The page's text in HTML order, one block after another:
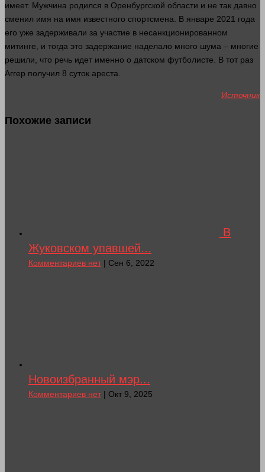
имеет. Мужчина родился в Оренбургской области и не так давно
сменил имя на имя известного спортсмена. В январе 2021 года
его уже задерживали за участие в несанкционированном
митинге, и тогда это задержание наделало много шума – многие
решили, что речь идет именно о датском футболисте. В тот раз
Аггер получил 8 суток ареста.
Источник
Похожие записи
В
Жуковском упавшей...
Комментариев нет| Сен 6, 2022
Новоизбранный мэр...
Комментариев нет| Окт 9, 2025